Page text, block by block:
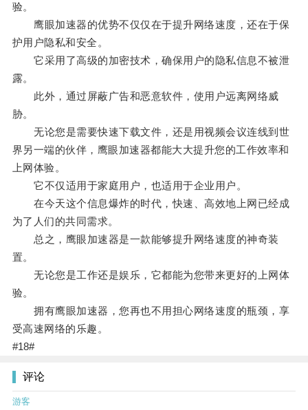
验。
鹰眼加速器的优势不仅仅在于提升网络速度，还在于保
护用户隐私和安全。
它采用了高级的加密技术，确保用户的隐私信息不被泄
露。
此外，通过屏蔽广告和恶意软件，使用户远离网络威
胁。
无论您是需要快速下载文件，还是用视频会议连线到世
界另一端的伙伴，鹰眼加速器都能大大提升您的工作效率和
上网体验。
它不仅适用于家庭用户，也适用于企业用户。
在今天这个信息爆炸的时代，快速、高效地上网已经成
为了人们的共同需求。
总之，鹰眼加速器是一款能够提升网络速度的神奇装
置。
无论您是工作还是娱乐，它都能为您带来更好的上网体
验。
拥有鹰眼加速器，您再也不用担心网络速度的瓶颈，享
受高速网络的乐趣。
#18#
评论
游客